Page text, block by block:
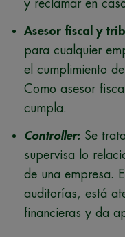
y reclamar en
Asesor fiscal y
para cualquier
el cumplimiento
Como asesor
cumpla.
Controller: Se
supervisa lo
de una empresa.
auditorías, está
financieras y da